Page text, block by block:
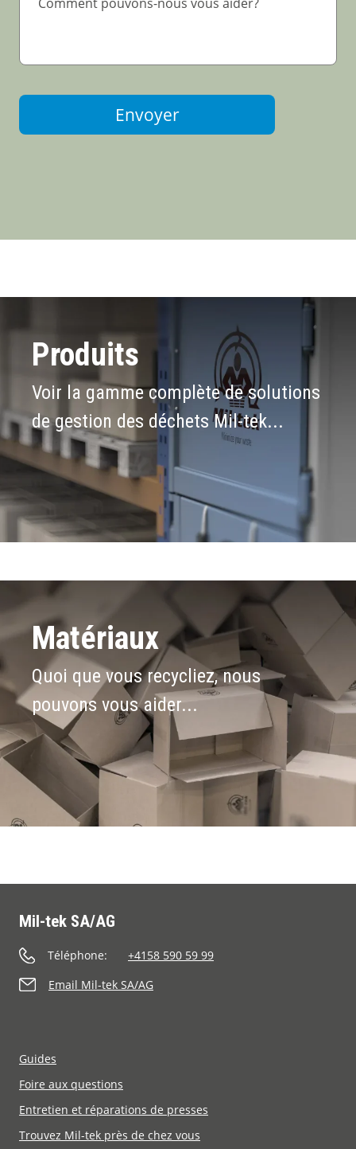
Envoyer
Produits
Voir la gamme complète de solutions
de gestion des déchets Mil-tek...
Matériaux
Quoi que vous recycliez, nous
pouvons vous aider...
Mil-tek SA/AG
Téléphone:
+4158 590 59 99
Email Mil-tek SA/AG
Guides
Foire aux questions
Entretien et réparations de presses
Trouvez Mil-tek près de chez vous